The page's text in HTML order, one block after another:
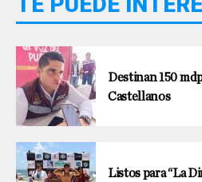
Destinan 150
Castellanos
Listos para “La